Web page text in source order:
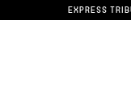
EXPRESS